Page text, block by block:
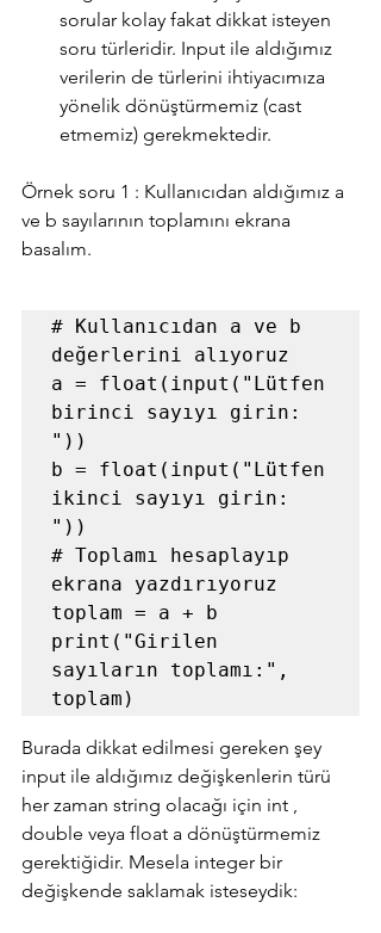
sorular kolay fakat dikkat isteyen
soru türleridir. Input ile aldığımız
verilerin de türlerini ihtiyacımıza
yönelik dönüştürmemiz (cast
etmemiz) gerekmektedir.
Örnek soru 1 : Kullanıcıdan aldığımız a
ve b sayılarının toplamını ekrana
basalım.
# Kullanıcıdan a ve b
değerlerini alıyoruz
a = float(input("Lütfen
birinci sayıyı girin:
"))
b = float(input("Lütfen
ikinci sayıyı girin:
"))
# Toplamı hesaplayıp
ekrana yazdırıyoruz
toplam = a + b
print("Girilen
sayıların toplamı:",
toplam)
Burada dikkat edilmesi gereken şey
input ile aldığımız değişkenlerin türü
her zaman string olacağı için int ,
double veya float a dönüştürmemiz
gerektiğidir. Mesela integer bir
değişkende saklamak isteseydik: